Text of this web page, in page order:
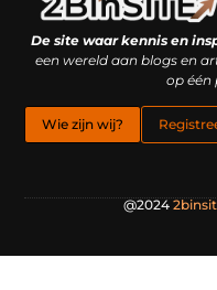
De site waar kennis en
een wereld aan blogs en
op één
Wie zijn wij?
@2024